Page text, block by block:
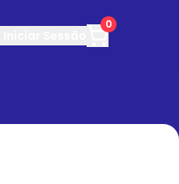
0